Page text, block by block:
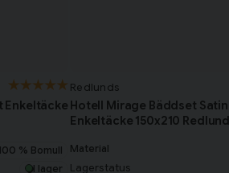
Enkeltäcke
% Bomull
I lager
Redlunds
Hotell Mirage Bäddset Satin
Enkeltäcke 150x210
Material
Lagerstatus